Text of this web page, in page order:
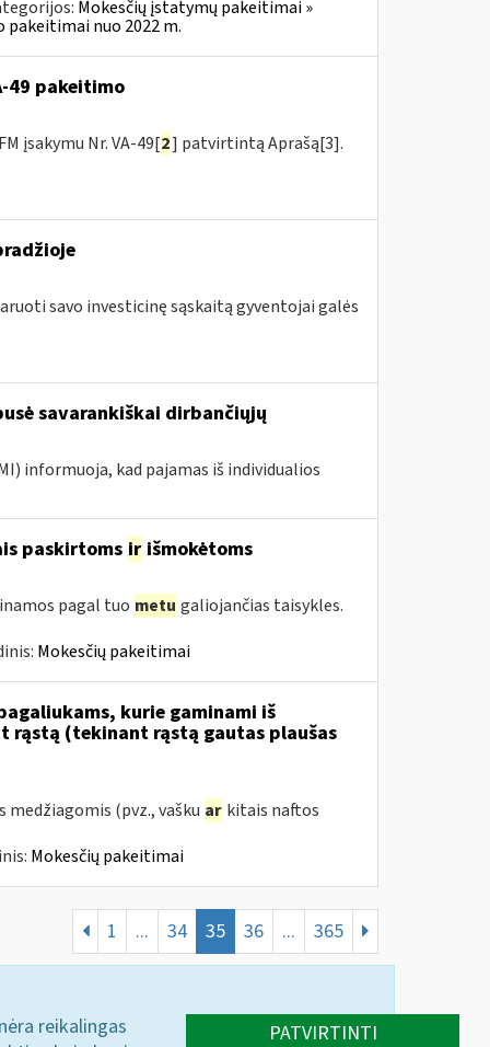
Mokesčių įstatymų pakeitimai »
nuo 2022 m.
49 pakeitimo
įsakymu Nr. VA-49[2] patvirtintą Aprašą[3].
savo investicinę sąskaitą gyventojai galės
savarankiškai dirbančiųjų
informuoja, kad pajamas iš individualios
paskirtoms irišmokėtoms
pagal tuo metu galiojančias taisykles.
Mokesčių pakeitimai
kurie gaminami iš
rąstą (tekinant rąstą gautas plaušas
(pvz., vašku ar kitais naftos
Mokesčių pakeitimai
1 ... 34 35 36 ... 365
reikalingas
PATVIRTINTI